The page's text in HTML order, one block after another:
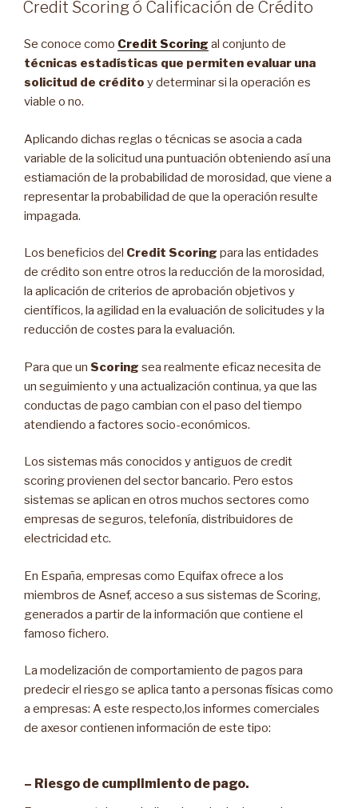
Credit Scoring ó Calificación de Crédito
Se conoce como Credit Scoring al conjunto de
técnicas estadísticas que permiten evaluar una
solicitud de crédito y determinar si la operación es
viable o no.
Aplicando dichas reglas o técnicas se asocia a cada
variable de la solicitud una puntuación obteniendo así una
estiamación de la probabilidad de morosidad, que viene a
representar la probabilidad de que la operación resulte
impagada.
Los beneficios del Credit Scoring para las entidades
de crédito son entre otros la reducción de la morosidad,
la aplicación de criterios de aprobación objetivos y
científicos, la agilidad en la evaluación de solicitudes y la
reducción de costes para la evaluación.
Para que un Scoring sea realmente eficaz necesita de
un seguimiento y una actualización continua, ya que las
conductas de pago cambian con el paso del tiempo
atendiendo a factores socio-económicos.
Los sistemas más conocidos y antiguos de credit
scoring provienen del sector bancario. Pero estos
sistemas se aplican en otros muchos sectores como
empresas de seguros, telefonía, distribuidores de
electricidad etc.
En España, empresas como Equifax ofrece a los
miembros de Asnef, acceso a sus sistemas de Scoring,
generados a partir de la información que contiene el
famoso fichero.
La modelización de comportamiento de pagos para
predecir el riesgo se aplica tanto a personas físicas como
a empresas: A este respecto,los informes comerciales
de axesor contienen información de este tipo:
– Riesgo de cumplimiento de pago.